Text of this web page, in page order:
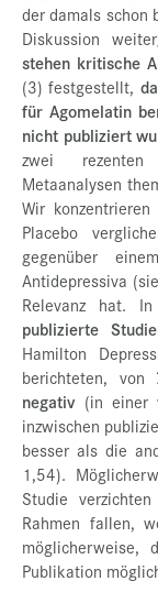
der damals schon
Diskussion
stehen kritische
(3) festgestellt,
für Agomelatin
nicht publiziert
zwei rezenten
Metaanalysen
Wir
Placebo
gegenüber
Antidepressiva
Relevanz hat.
publizierte
Hamilton
berichteten, von
negativ (in einer
inzwischen
besser als die
1,54).
Studie
Rahmen fallen,
möglicherweise,
Publikation